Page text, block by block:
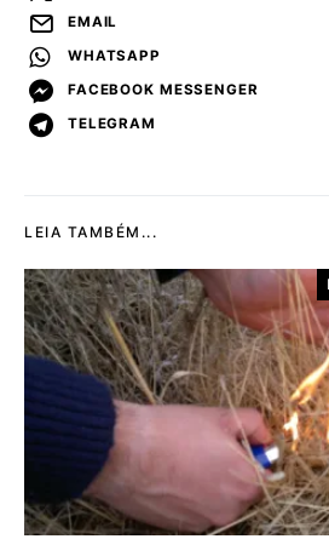
EMAIL
WHATSAPP
FACEBOOK MESSENGER
TELEGRAM
LEIA TAMBÉM...